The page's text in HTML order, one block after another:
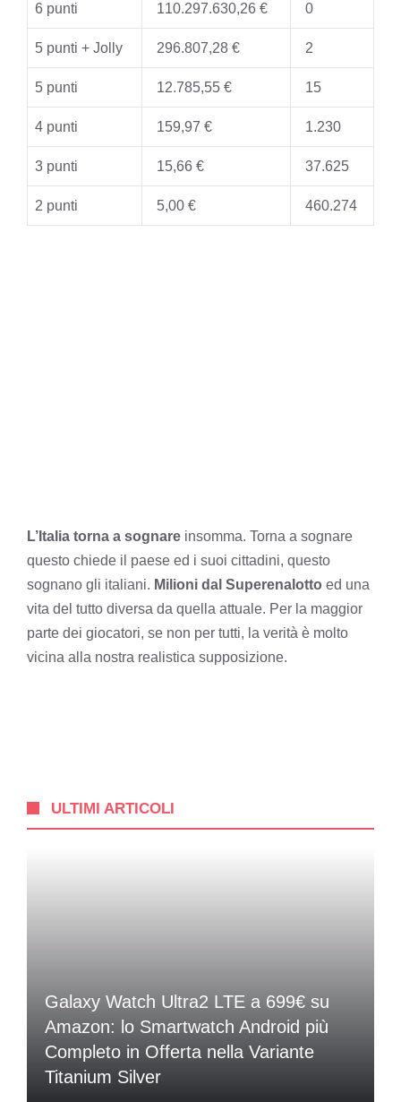
6 punti 110.297.630,26 € 0
5 punti + Jolly 296.807,28 € 2
5 punti 12.785,55 € 15
4 punti 159,97 € 1.230
3 punti 15,66 € 37.625
2 punti 5,00 € 460.274
L’Italia torna a sognare insomma. Torna a sognare
questo chiede il paese ed i suoi cittadini, questo
sognano gli italiani. Milioni dal Superenalotto ed una
vita del tutto diversa da quella attuale. Per la maggior
parte dei giocatori, se non per tutti, la verità è molto
vicina alla nostra realistica supposizione.
ULTIMI ARTICOLI
Galaxy Watch Ultra2 LTE a 699€ su
Amazon: lo Smartwatch Android più
Completo in Offerta nella Variante
Titanium Silver